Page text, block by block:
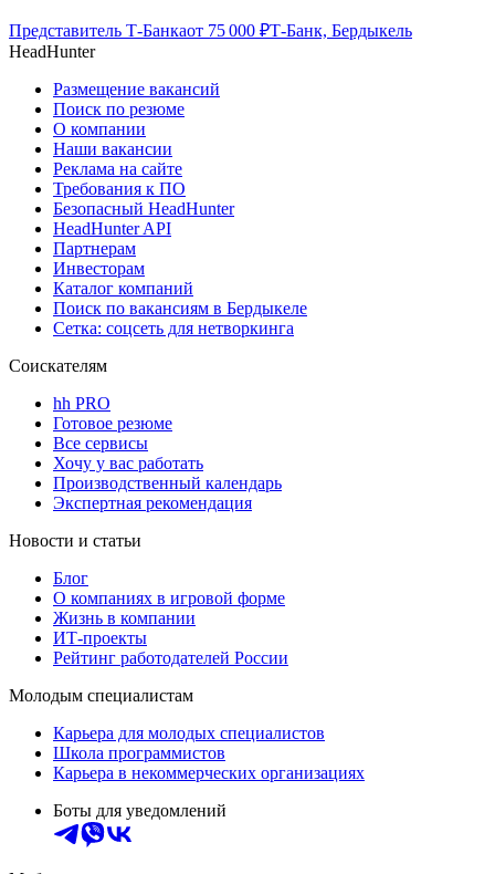
Представитель Т-Банкаот 75 000 ₽Т-Банк, Бердыкель
HeadHunter
Размещение вакансий
Поиск по резюме
О компании
Наши вакансии
Реклама на сайте
Требования к ПО
Безопасный HeadHunter
HeadHunter API
Партнерам
Инвесторам
Каталог компаний
Поиск по вакансиям в Бердыкеле
Сетка: соцсеть для нетворкинга
Соискателям
hh PRO
Готовое резюме
Все сервисы
Хочу у вас работать
Производственный календарь
Экспертная рекомендация
Новости и статьи
Блог
О компаниях в игровой форме
Жизнь в компании
ИТ-проекты
Рейтинг работодателей России
Молодым специалистам
Карьера для молодых специалистов
Школа программистов
Карьера в некоммерческих организациях
Боты для уведомлений